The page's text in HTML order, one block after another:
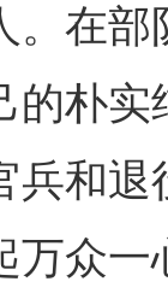
。在
的朴
兵和
万众